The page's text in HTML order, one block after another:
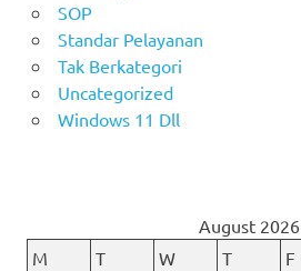
SOP
Standar Pelayanan
Tak Berkategori
Uncategorized
Windows 11 Dll
August 2026
M
T W T F